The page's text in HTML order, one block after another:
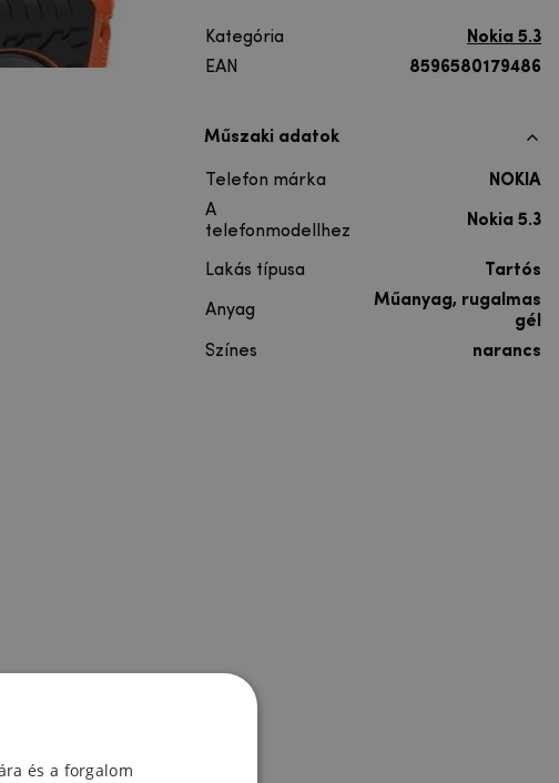
Kategória
Nokia 5.3
EAN
8596580179486
Műszaki adatok
Telefon márka
NOKIA
A
telefonmodellhez
Nokia 5.3
Lakás típusa Tartós
Anyag
Műanyag, rugalmas
gél
Színes
narancs
és a forgalom